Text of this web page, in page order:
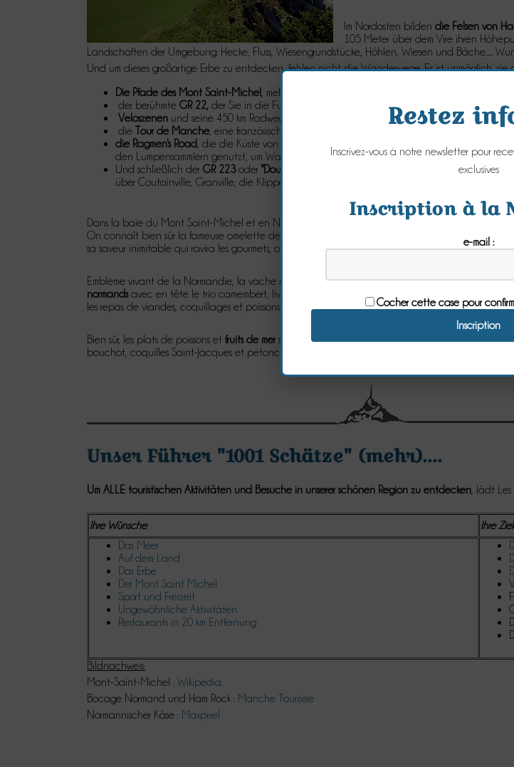
Im Nordosten bilden die Felsen von
105 Meter über dem Vire ihren
Landschaften der Umgebung: Hecke, Fluss, Wiesengrundstücke, Höhlen, Wiesen und Bäche.....
Und um dieses großartige Erbe zu entdecken, fehlen nicht die Wanderwege. Es ist unmöglich,
Die Pfade des Mont Saint-Michel
, mehrere Routen, die Tausende von Kilometern
der berühmte GR 22, der Sie in die Fußstapfen der Miquelots (Pilger des Mont Saint-
Veloszenen und seine 450 km Radwege, Grüne Wege und kleine markierte Straßen, von
die Tour de Manche , eine französisch-britische Schleife, die die Normandie mit dem
die Ragmen's Road , die die Küste von Saint-Pair sur Mer mit dem Sée-Tal verbindet,
den Lumpensammlern genutzt, um Wasserfälle und Stoffe von den Häfen zu den Mühlen
Und schließlich der GR 223oder "Douaniers Trail"
, der die Küste der Normandie
über Coutainville, Granville, die Klippen von Champeaux und die Dünen von Dr. Blondes
Dans la baie du Mont Saint-Michel et en Normandie, terre gastronomique
On connaît bien sûr la fameuse omelette de la Mère Poulard, la spécialité du Mont Saint-Michel,
sa saveur inimitable qui ravira les gourmets, ou encore l’andouille de Vire à la saveur authentique.
Emblème vivant de la Normandie, la vache normande et son bon lait sauront vous régaler : venez
normandsavec en tête le trio camembert, livarot et pont-l’évêque, la crème onctueuse et le
les repas de viandes, coquillages et poissons.
Bien sûr, les plats de poissons et fruits de mer sont aussi à l’honneur : poissons plats, lisettes, huîtres
bouchot, coquilles Saint-Jacques et pétoncles…
Unser Führer "1001 Schätze" (mehr)....
Um ALLE touristischen Aktivitäten und Besuche in unserer schönen Region zu entdecken , lädt
Ihre Wünsche
Ihre
Das Meer
Auf dem Land
Das Erbe
Der Mont Saint Michel
Sport und Freizeit
Ungewöhnliche Aktivitäten
Restaurants in 20 km Entfernung
Bildnachweis:
Mont-Saint-Michel : Wikipédia
Bocage Normand und Ham Rock : Manche Tourisme
Normannischer Käse : Maxpixel
Restez
Inscrivez-vous à notre newsletter pour
exclusives
Inscription à la
e-mail :
Cocher cette case pour